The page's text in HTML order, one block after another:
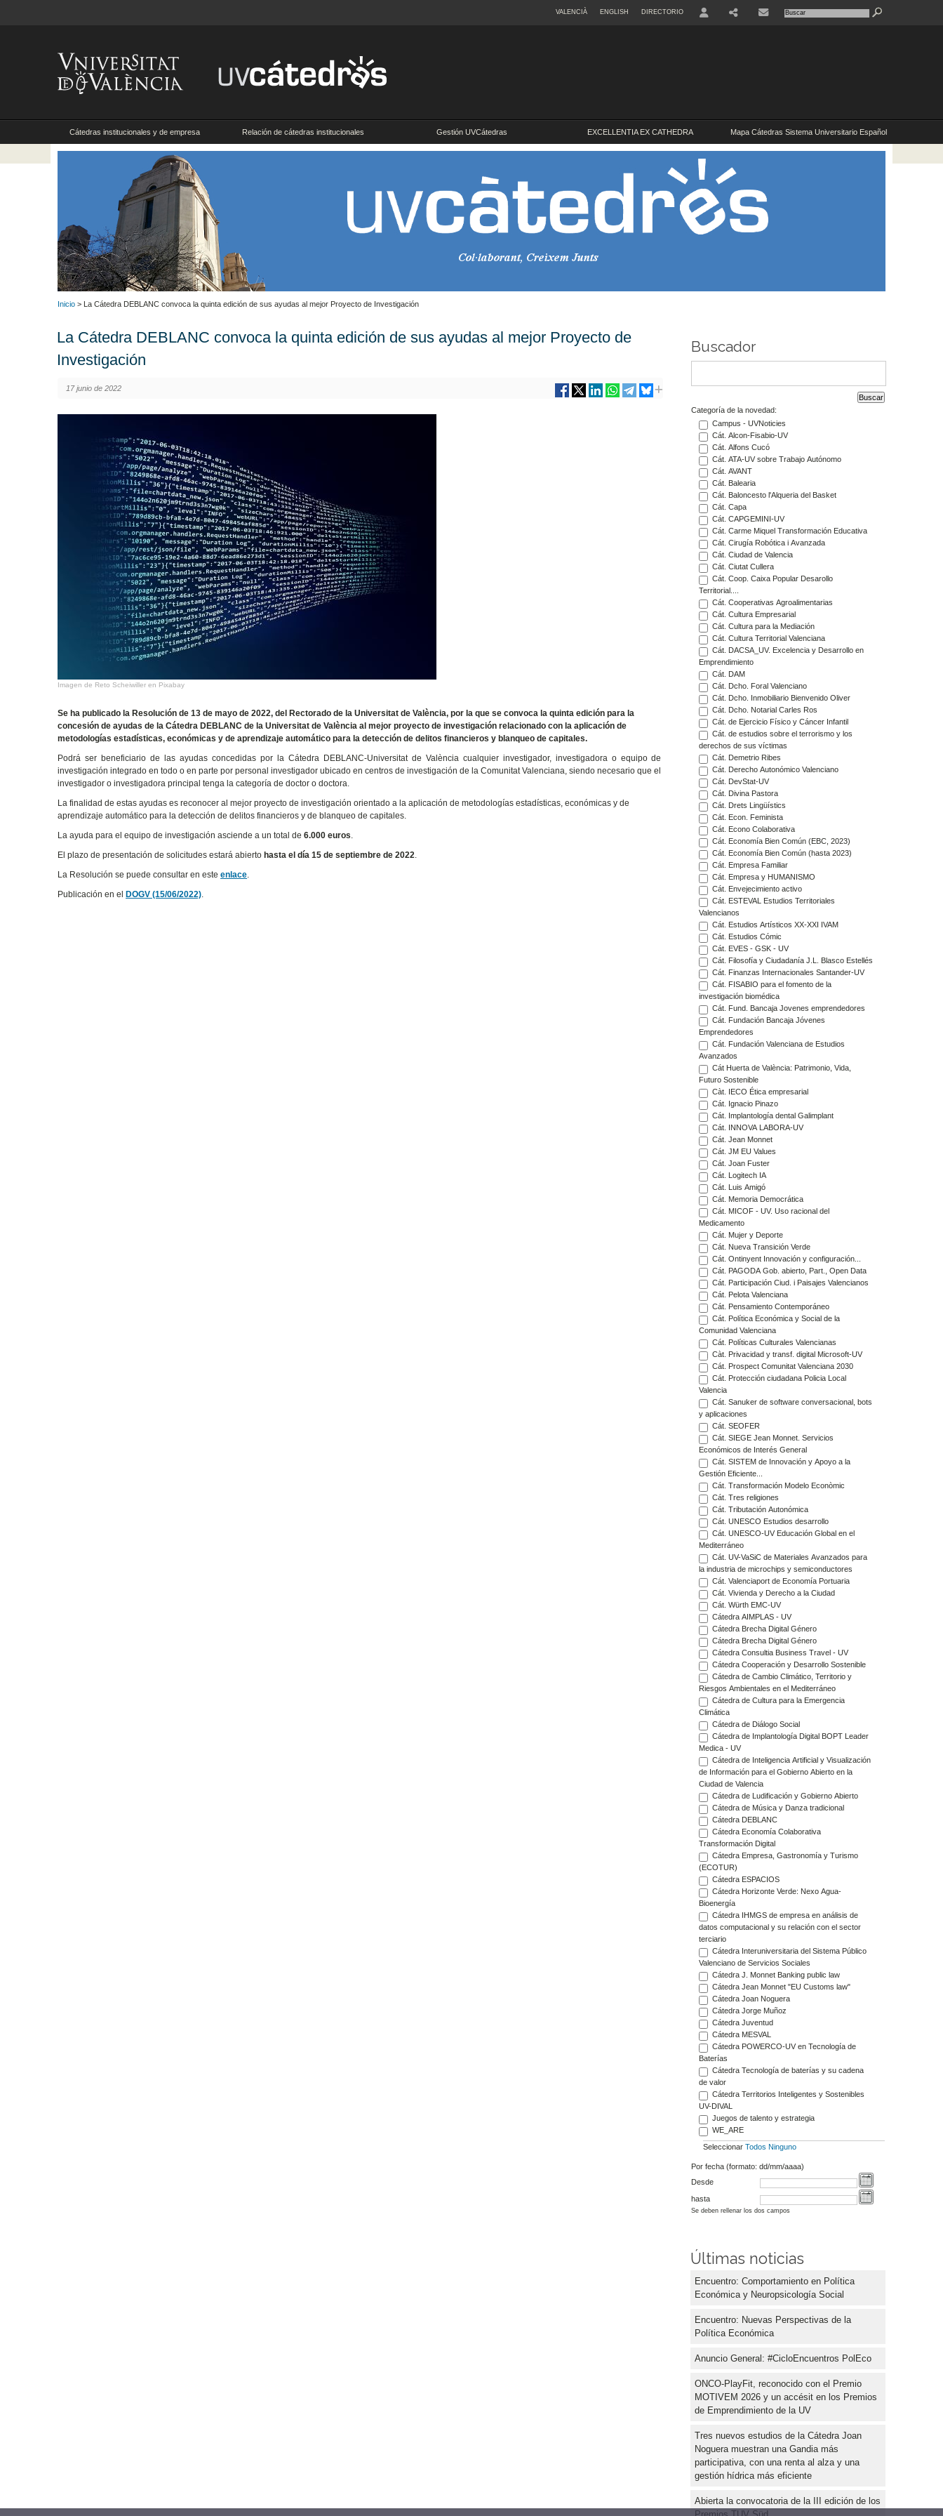
VALENCIÀ ENGLISH DIRECTORIO
Cátedras institucionales y de empresa Relación de cátedras institucionales Gestión UVCátedras EXCELLENTIA EX CATHEDRA Mapa Cátedras Sistema Universitario Español
Inicio > La Cátedra DEBLANC convoca la quinta edición de sus ayudas al mejor Proyecto de Investigación
La Cátedra DEBLANC convoca la quinta edición de sus ayudas al mejor Proyecto de
Investigación
17 junio de 2022
Imagen de Reto Scheiwiller en Pixabay
Se ha publicado la Resolución de 13 de mayo de 2022, del Rectorado de la Universitat de València, por la que se convoca la quinta edición para la
concesión de ayudas de la Cátedra DEBLANC de la Universitat de València al mejor proyecto de investigación relacionado con la aplicación de
metodologías estadísticas, económicas y de aprendizaje automático para la detección de delitos financieros y blanqueo de capitales.
Podrá ser beneficiario de las ayudas concedidas por la Cátedra DEBLANC-Universitat de València cualquier investigador, investigadora o equipo de
investigación integrado en todo o en parte por personal investigador ubicado en centros de investigación de la Comunitat Valenciana, siendo necesario que el
investigador o investigadora principal tenga la categoría de doctor o doctora.
La finalidad de estas ayudas es reconocer al mejor proyecto de investigación orientado a la aplicación de metodologías estadísticas, económicas y de
aprendizaje automático para la detección de delitos financieros y de blanqueo de capitales.
La ayuda para el equipo de investigación asciende a un total de6.000 euros.
El plazo de presentación de solicitudes estará abiertohasta el día 15 de septiembre de 2022.
La Resolución se puede consultar en esteenlace
Publicación en elDOGV (15/06/2022)
Buscador
Categoría de la novedad:
Campus - UVNoticies
Cát. Alcon-Fisabio-UV
Cát. Alfons Cucó
Cát. ATA-UV sobre Trabajo Autónomo
Cát. AVANT
Cát. Balearia
Cát. Baloncesto l'Alqueria del Basket
Cát. Capa
Cát. CAPGEMINI-UV
Cát. Carme Miquel Transformación Educativa
Cát. Cirugía Robótica i Avanzada
Cát. Ciudad de Valencia
Cát. Ciutat Cullera
Cát. Coop. Caixa Popular Desarollo
Territorial....
Cát. Cooperativas Agroalimentarias
Cát. Cultura Empresarial
Cát. Cultura para la Mediación
Cát. Cultura Territorial Valenciana
Cát. DACSA_UV. Excelencia y Desarrollo en
Emprendimiento
Cát. DAM
Cát. Dcho. Foral Valenciano
Cát. Dcho. Inmobiliario Bienvenido Oliver
Cát. Dcho. Notarial Carles Ros
Cát. de Ejercicio Físico y Cáncer Infantil
Cát. de estudios sobre el terrorismo y los
derechos de sus víctimas
Cát. Demetrio Ribes
Cát. Derecho Autonómico Valenciano
Cát. DevStat-UV
Cát. Divina Pastora
Cát. Drets Lingüístics
Cát. Econ. Feminista
Cát. Econo Colaborativa
Cát. Economía Bien Común (EBC, 2023)
Cát. Economía Bien Común (hasta 2023)
Cát. Empresa Familiar
Cát. Empresa y HUMANISMO
Cát. Envejecimiento activo
Cát. ESTEVAL Estudios Territoriales
Valencianos
Cát. Estudios Artísticos XX-XXI IVAM
Cát. Estudios Cómic
Cát. EVES - GSK - UV
Cát. Filosofía y Ciudadanía J.L. Blasco Estellés
Cát. Finanzas Internacionales Santander-UV
Cát. FISABIO para el fomento de la
investigación biomédica
Cát. Fund. Bancaja Jovenes emprendedores
Cát. Fundación Bancaja Jóvenes
Emprendedores
Cát. Fundación Valenciana de Estudios
Avanzados
Cát Huerta de València: Patrimonio, Vida,
Futuro Sostenible
Càt. IECO Ética empresarial
Cát. Ignacio Pinazo
Cát. Implantología dental Galimplant
Cát. INNOVA LABORA-UV
Cát. Jean Monnet
Cát. JM EU Values
Cát. Joan Fuster
Cát. Logitech IA
Cát. Luis Amigó
Cát. Memoria Democrática
Cát. MICOF - UV. Uso racional del
Medicamento
Cát. Mujer y Deporte
Cát. Nueva Transición Verde
Cát. Ontinyent Innovación y configuración...
Cát. PAGODA Gob. abierto, Part., Open Data
Cát. Participación Ciud. i Paisajes Valencianos
Cát. Pelota Valenciana
Cát. Pensamiento Contemporáneo
Cát. Política Económica y Social de la
Comunidad Valenciana
Cát. Políticas Culturales Valencianas
Càt. Privacidad y transf. digital Microsoft-UV
Cát. Prospect Comunitat Valenciana 2030
Cát. Protección ciudadana Policia Local
Valencia
Cát. Sanuker de software conversacional, bots
y aplicaciones
Cát. SEOFER
Cát. SIEGE Jean Monnet. Servicios
Económicos de Interés General
Cát. SISTEM de Innovación y Apoyo a la
Gestión Eficiente...
Cát. Transformación Modelo Econòmic
Cát. Tres religiones
Cát. Tributación Autonómica
Cát. UNESCO Estudios desarrollo
Cát. UNESCO-UV Educación Global en el
Mediterráneo
Cát. UV-VaSiC de Materiales Avanzados para
la industria de microchips y semiconductores
Cát. Valenciaport de Economía Portuaria
Cát. Vivienda y Derecho a la Ciudad
Cát. Würth EMC-UV
Cátedra AIMPLAS - UV
Cátedra Brecha Digital Género
Cátedra Brecha Digital Género
Cátedra Consultia Business Travel - UV
Cátedra Cooperación y Desarrollo Sostenible
Cátedra de Cambio Climático, Territorio y
Riesgos Ambientales en el Mediterráneo
Cátedra de Cultura para la Emergencia
Climática
Cátedra de Diálogo Social
Cátedra de Implantología Digital BOPT Leader
Medica - UV
Cátedra de Inteligencia Artificial y Visualización
de Información para el Gobierno Abierto en la
Ciudad de Valencia
Cátedra de Ludificación y Gobierno Abierto
Cátedra de Música y Danza tradicional
Cátedra DEBLANC
Cátedra Economía Colaborativa
Transformación Digital
Cátedra Empresa, Gastronomía y Turismo
(ECOTUR)
Cátedra ESPACIOS
Cátedra Horizonte Verde: Nexo Agua-
Bioenergía
Cátedra IHMGS de empresa en análisis de
datos computacional y su relación con el sector
terciario
Cátedra Interuniversitaria del Sistema Público
Valenciano de Servicios Sociales
Cátedra J. Monnet Banking public law
Cátedra Jean Monnet "EU Customs law"
Cátedra Joan Noguera
Cátedra Jorge Muñoz
Cátedra Juventud
Cátedra MESVAL
Cátedra POWERCO-UV en Tecnología de
Baterías
Cátedra Tecnología de baterías y su cadena
de valor
Cátedra Territorios Inteligentes y Sostenibles
UV-DIVAL
Juegos de talento y estrategia
WE_ARE
Seleccionar Todos Ninguno
Por fecha (formato: dd/mm/aaaa)
Desde
hasta
Se deben rellenar los dos campos
Últimas noticias
Encuentro: Comportamiento en Política
Económica y Neuropsicología Social
Encuentro: Nuevas Perspectivas de la
Política Económica
Anuncio General: #CicloEncuentros PolEco
ONCO-PlayFit, reconocido con el Premio
MOTIVEM 2026 y un accésit en los Premios
de Emprendimiento de la UV
Tres nuevos estudios de la Cátedra Joan
Noguera muestran una Gandia más
participativa, con una renta al alza y una
gestión hídrica más eficiente
Abierta la convocatoria de la III edición de los